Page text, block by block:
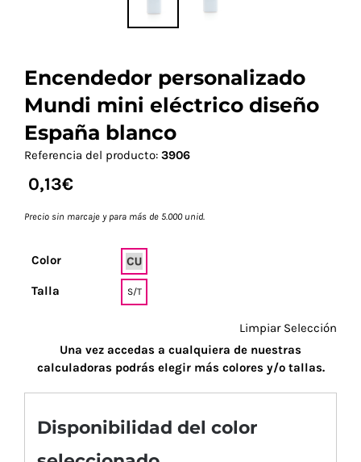
Encendedor personalizado
Mundi mini eléctrico diseño
España blanco
Referencia del producto: 3906
0,13€
Precio sin marcaje y para más de 5.000 unid.
Color
Talla S/T
Limpiar Selección
Una vez accedas a cualquiera de nuestras
calculadoras podrás elegir más colores y/o tallas.
Disponibilidad del color